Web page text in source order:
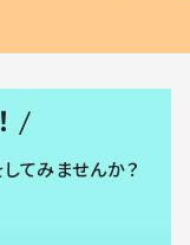
てみませんか？